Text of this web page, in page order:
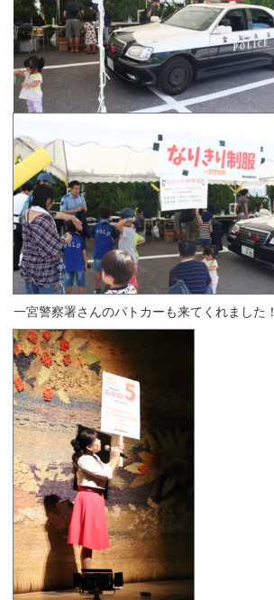
一宮警察署さんのパトカーも来てくれました！